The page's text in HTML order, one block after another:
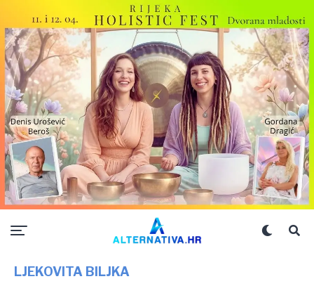
LJEKOVITA BILJKA